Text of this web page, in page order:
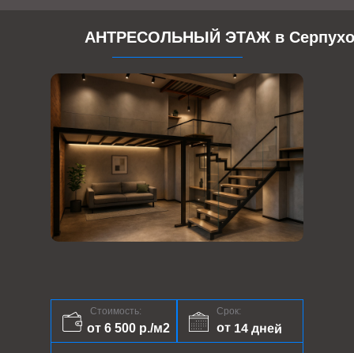
АНТРЕСОЛЬНЫЙ ЭТАЖ в
Срок:
от 14 дней
Стоимость:
от 6 500 р./м2